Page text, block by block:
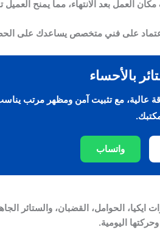
العمل بعد الانتهاء، مما يمنح العميل
على فني متخصص يساعدك على
بالأحساء
عالية، مع تثبيت آمن ومظهر مرتب
واتساب
ايكيا، الحوامل، القضبان، والستائر
اليومية.